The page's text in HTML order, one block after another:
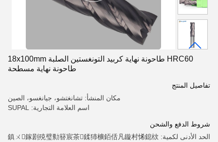
HRC60 طاحونة نهاية كربيد التونغستين الصلبة 18x100mm
طاحونة نهاية مسطحة
تفاصيل المنتج
مكان المنشأ: تشانغتشو، جيانغسو، الصين
اسم العلامة التجارية: SUPAL
شروط الدفع والشحن
الحد الأدنى لكمية: 鎮ㄨ鎵剧殑璧勬簮宸茶鍒犻櫎銆佸凡鏇村悕鎴栨